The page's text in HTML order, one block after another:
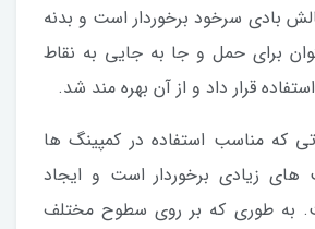
بادی سرخود برخوردار است و بدنه
برای حمل و جا به جایی به نقاط
قرار داد و از آن بهره مند شد.
که مناسب استفاده در کمپینگ ها
زیادی برخوردار است و ایجاد
به طوری که بر روی سطوح مختلف